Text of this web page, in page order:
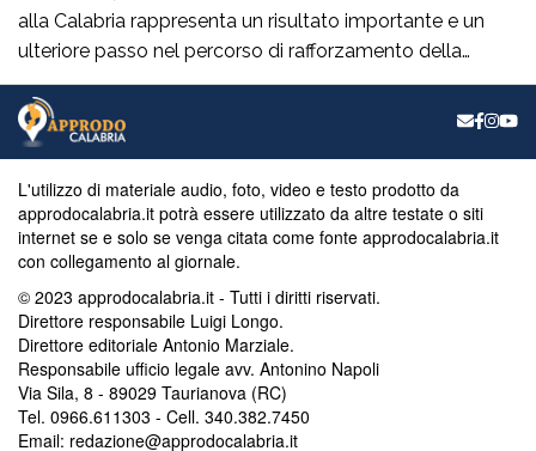
alla Calabria rappresenta un risultato importante e un
ulteriore passo nel percorso di rafforzamento della
sicurezza nella nostra regione. Da consigliera regionale
di Fratelli d’Italia accolgo con soddisfazione questa
nuova assegnazione, che dimostra l’attenzione del
verso chi […]
L'utilizzo di materiale audio, foto, video e testo prodotto da
approdocalabria.it potrà essere utilizzato da altre testate o siti
internet se e solo se venga citata come fonte approdocalabria.it
con collegamento al giornale.
© 2023 approdocalabria.it - Tutti i diritti riservati.
Direttore responsabile Luigi Longo.
Direttore editoriale Antonio Marziale.
Responsabile ufficio legale avv. Antonino Napoli
Via Sila, 8 - 89029 Taurianova (RC)
Tel. 0966.611303 - Cell. 340.382.7450
Email: redazione@approdocalabria.it